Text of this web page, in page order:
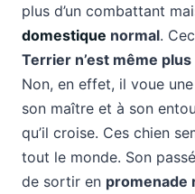
plus d’un combattant
domestique normal.
Terrier n’est même
Non, en effet, il voue
son maître et à son
qu’il croise. Ces chien
tout le monde. Son
de sortir en promenade